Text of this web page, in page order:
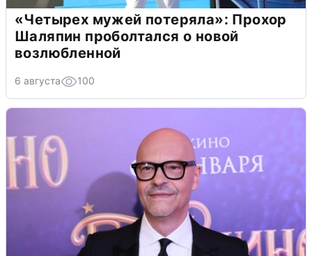
«Четырех мужей потеряла»: Прохор
Шаляпин проболтался о новой
возлюбленной
6 августа 100